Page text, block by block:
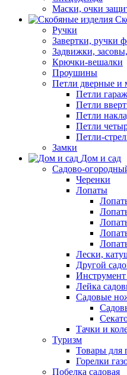
Маски, очки
Ручки
Завертки, ручки
Задвижки,
Крючки-вешалки
Проушины
Петли дверные и
Петли
Петли
Петли
Петли
Петли-
Замки
Дом и сад
Садово-
Черенки
Лопаты
Лески,
Другой
Лейка
Садовые
Тачки и
Туризм
Товары для
Горелки
Побелка садовая